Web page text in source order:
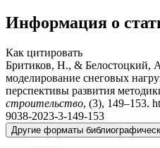
Информация о
Как цитировать
Бритиков, Н., & Белостоцкий,
моделирование снеговых
перспективы развития
строительство, (3), 149–153.
9038-2023-3-149-153
Другие форматы